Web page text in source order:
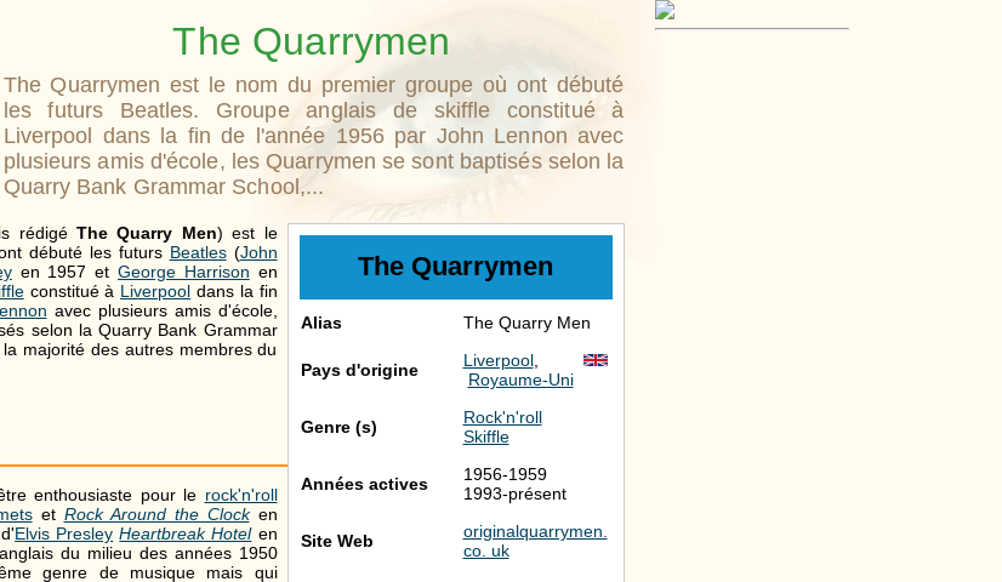
The Quarrymen
The Quarrymen est le nom du premier groupe où ont débuté
les futurs Beatles. Groupe anglais de skiffle constitué à
Liverpool dans la fin de l'année 1956 par John Lennon avec
plusieurs amis d'école, les Quarrymen se sont baptisés selon la
Quarry Bank Grammar School,...
The Quarrymen
Alias The Quarry Men
Pays d'origine Liverpool,
Royaume-Uni
Genre (s)
Rock'n'roll
Skiffle
Années actives
1956-1959
1993-présent
Site Web
originalquarrymen.
co. uk
rédigé The Quarry Men) est le
débuté les futurs Beatles(John
en 1957 et George Harrison en
constitué à Liverpool dans la fin
avec plusieurs amis d'école,
selon la Quarry Bank Grammar
majorité des autres membres du
enthousiaste pour le rock'n'roll
et Rock Around the Clocken
Elvis Presley Heartbreak Hotelen
du milieu des années 1950
genre de musique mais qui